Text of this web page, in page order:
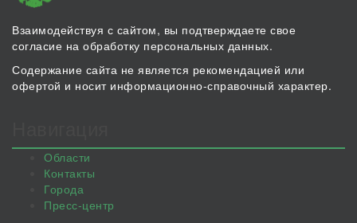
Взаимодействуя с сайтом, вы подтверждаете свое
согласие на обработку персональных данных.
Содержание сайта не является рекомендацией или
офертой и носит информационно-справочный характер.
Области
Контакты
Города
Пресс-центр